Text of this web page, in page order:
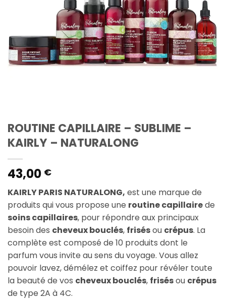
ROUTINE CAPILLAIRE – SUBLIME –
KAIRLY – NATURALONG
43,00 €
KAIRLY PARIS NATURALONG, est une marque de
produits qui vous propose une routine capillairede
soins capillaires, pour répondre aux principaux
besoin des cheveux bouclés, frisésou crépus. La
complète est composé de 10 produits dont le
parfum vous invite au sens du voyage. Vous allez
pouvoir lavez, démélez et coiffez pour révéler toute
la beauté de vos cheveux bouclés, frisésou crépus
de type 2A à 4C.